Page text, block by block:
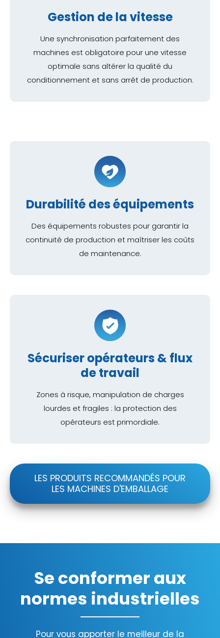
Gestion de la vitesse
Une synchronisation parfaitement des
machines est obligatoire pour une vitesse
optimale sans altérer la qualité du
conditionnement et sans arrêt de production.
Durabilité des équipements
Des équipements robustes pour garantir la
continuité de production et maîtriser les coûts
de maintenance.
Sécuriser opérateurs & flux
de travail
Zones à risque, manipulation de charges
lourdes et fragiles : la protection des
opérateurs est primordiale.
LES PRODUITS RECOMMANDÉS POUR
LES MACHINES D'EMBALLAGE
Se conformer aux
normes industrielles
Pour vous apporter le meilleur de la